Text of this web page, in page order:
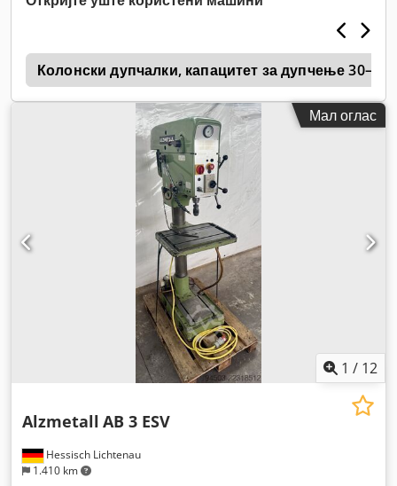
Колонски дупчалки, капацитет за дупчење 30–39
Мал оглас
1 / 12
Hessisch Lichtenau
1.410 km
Alzmetall AB 3 ESV